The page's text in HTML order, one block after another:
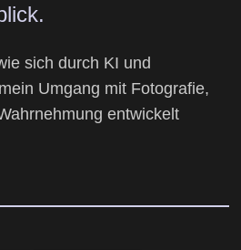
sich durch KI und
Umgang mit Fotografie,
entwickelt